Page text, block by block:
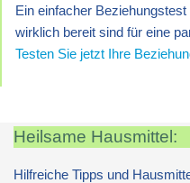
Ein einfacher
wirklich bereit sind für eine
Testen Sie jetzt Ihre
Heilsame Hausmittel:
Hilfreiche Tipps und